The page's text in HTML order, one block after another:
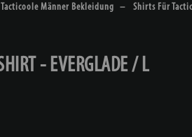
Tacticoole Männer Bekleidung Shirts Für
- EVERGLADE / L